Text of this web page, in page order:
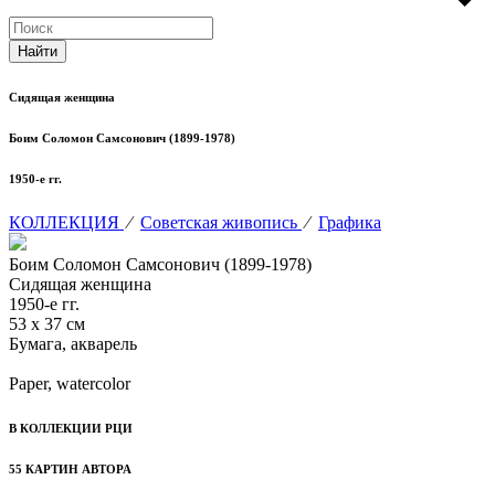
Сидящая женщина
Боим Соломон Самсонович (1899-1978)
1950-е гг.
КОЛЛЕКЦИЯ ⁄ Советская живопись ⁄ Графика
Боим Соломон Самсонович (1899-1978)
Сидящая женщина
1950-е гг.
53 х 37 см
Бумага, акварель
Paper, watercolor
В КОЛЛЕКЦИИ РЦИ
55 КАРТИН АВТОРА